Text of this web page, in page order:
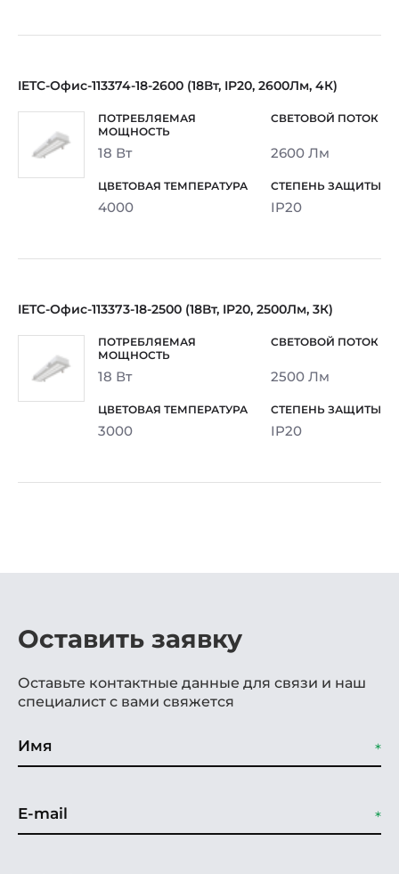
IETC-Офис-113374-18-2600 (18Вт, IP20, 2600Лм, 4К)
18 Вт 2600 Лм
4000 IP20
IETC-Офис-113373-18-2500 (18Вт, IP20, 2500Лм, 3К)
18 Вт 2500 Лм
3000 IP20
Оставить заявку
Оставьте контактные данные для связи и наш
специалист с вами свяжется